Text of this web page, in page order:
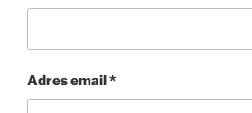
Adres email*